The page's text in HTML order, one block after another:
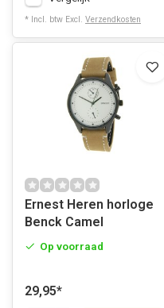
* Incl. btw Excl. Verzendkosten
Ernest Heren horloge
Benck Camel
Op voorraad
29,95*